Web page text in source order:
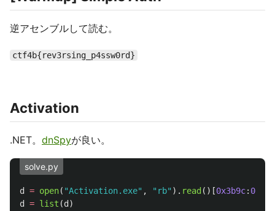
逆アセンブルして読む。
ctf4b{rev3rsing_p4ssw0rd}
Activation
.NET。 dnSpyが良い。
solve.py
d = open( "Activation.exe" , " rb" ). read ()[0x3b9c:
d
= list (d )